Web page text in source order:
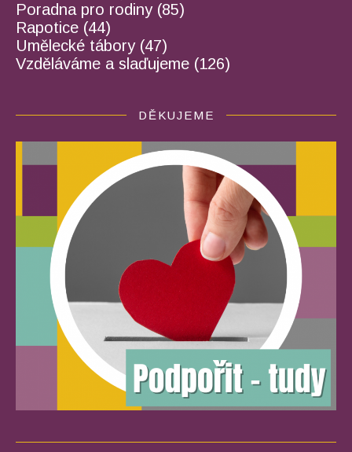
Poradna pro rodiny(85)
Rapotice (44)
Umělecké tábory(47)
Vzděláváme a slaďujeme (126)
DĚKUJEME